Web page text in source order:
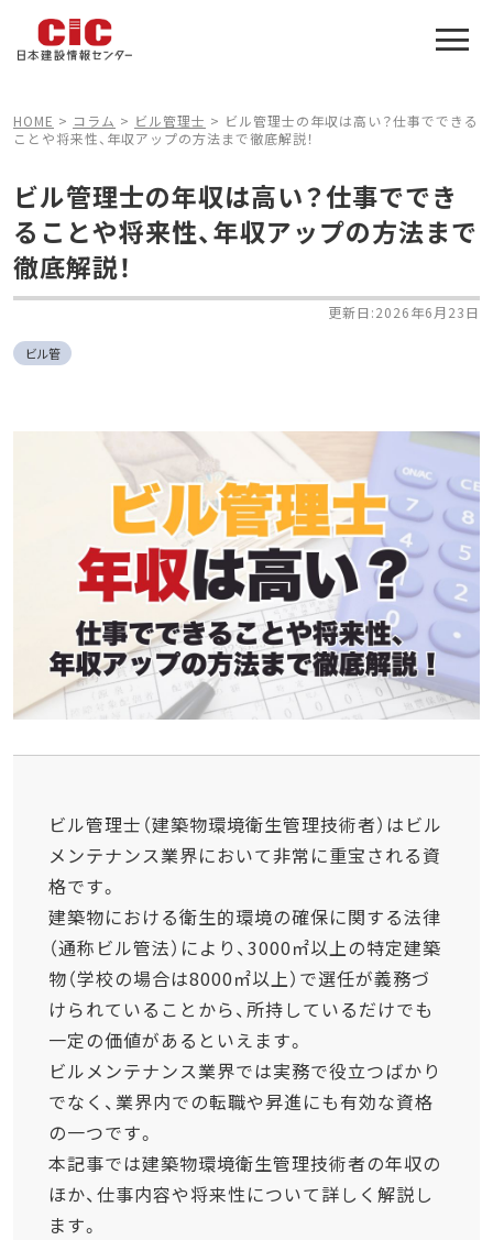
HOME > コラム > ビル管理士 > ビル管理士の年収は高い？仕事でできる
ことや将来性、年収アップの方法まで徹底解説！
ビル管理士の年収は高い？仕事ででき
ることや将来性、年収アップの方法まで
徹底解説！
更新日:2026年6月23日
ビル管
ビル管理士（建築物環境衛生管理技術者）はビル
メンテナンス業界において非常に重宝される資
格です。
建築物における衛生的環境の確保に関する法律
（通称ビル管法）により、3000㎡以上の特定建築
物（学校の場合は8000㎡以上）で選任が義務づ
けられていることから、所持しているだけでも
一定の価値があるといえます。
ビルメンテナンス業界では実務で役立つばかり
でなく、業界内での転職や昇進にも有効な資格
の一つです。
本記事では建築物環境衛生管理技術者の年収の
ほか、仕事内容や将来性について詳しく解説し
ます。